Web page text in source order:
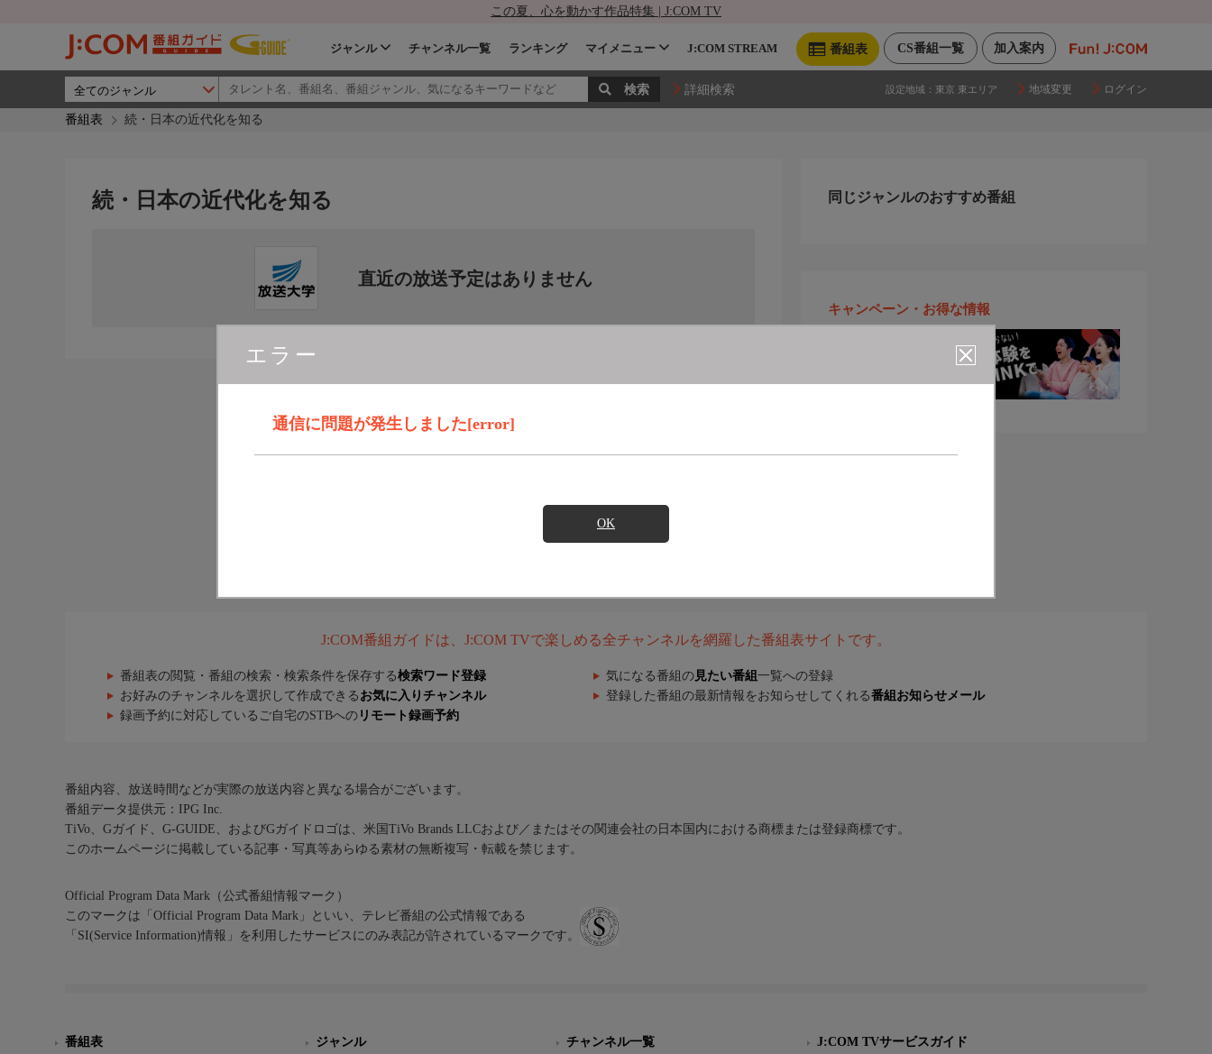
この夏、心を動かす作品特集 | J:COM TV
加入案内
CS番組一覧
番組表
ジャンル チャンネル一覧 ランキング マイメニュー J:COM STREAM
詳細検索 設定地域： 東京 東エリア 地域変更 ログイン
番組表 続・日本の近代化を知る
エラー
通信に問題が発生しました[error]
OK
続・日本の近代化を知る
直近の放送予定はありません
同じジャンルのおすすめ番組
キャンペーン・お得な情報
J:COM番組ガイドは、J:COM TVで楽しめる全チャンネルを網羅した番組表サイトです。
番組表の閲覧・番組の検索・検索条件を保存する検索ワード登録 気になる番組の 見たい番組 一覧への登録
お好みのチャンネルを選択して作成できる お気に入りチャンネル 登録した番組の最新情報をお知らせしてくれる番組お知らせメール
録画予約に対応しているご自宅のSTBへの リモート録画予約
番組内容、放送時間などが実際の放送内容と異なる場合がございます。
番組データ提供元：IPG Inc.
TiVo、Gガイド、G-GUIDE、およびGガイドロゴは、米国TiVo Brands LLCおよび／またはその関連会社の日本国内における商標または登録商標です。
このホームページに掲載している記事・写真等あらゆる素材の無断複写・転載を禁じます。
Official Program Data Mark（公式番組情報マーク）
このマークは「Official Program Data Mark」といい、テレビ番組の公式情報である
「SI(Service Information)情報」を利用したサービスにのみ表記が許されているマークです。
番組表
ジャンル
チャンネル一覧
J:COM TVサービスガイド